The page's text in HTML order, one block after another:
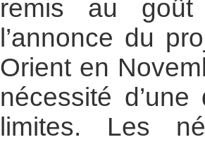
remis au
l’annonce du
Orient en
nécessité
limites. Les